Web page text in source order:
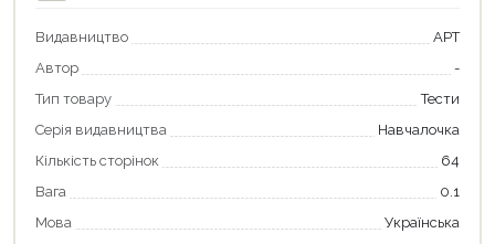
Видавництво
АРТ
Автор
-
Тип товару
Тести
Серія видавництва
Навчалочка
Кількість сторінок
64
Вага
0.1
Мова
Українська